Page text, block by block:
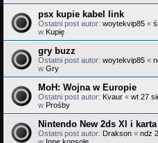
psx kupie kabel link
Ostatni post autor: woytekvip85 «
w Kupię
gry buzz
Ostatni post autor: woytekvip85 «
w Gry
MoH: Wojna w Europie
Ostatni post autor: Kvaur « wt 27
w Prośby
Nintendo New 2ds Xl i karta
Ostatni post autor: Drakson « ndz
w Inne konsole